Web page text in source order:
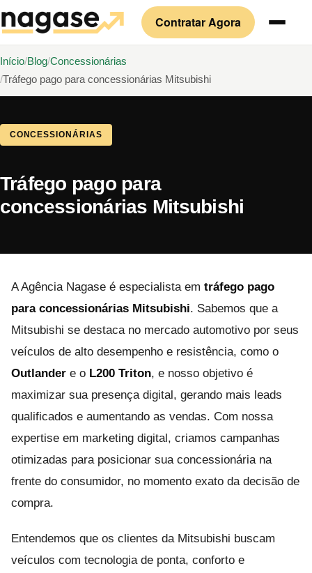
Contratar Agora
Início Blog Concessionárias
Tráfego pago para concessionárias Mitsubishi
CONCESSIONÁRIAS
Tráfego pago para
concessionárias Mitsubishi
A Agência Nagase é especialista em tráfego pago
para concessionárias Mitsubishi. Sabemos que a
Mitsubishi se destaca no mercado automotivo por seus
veículos de alto desempenho e resistência, como o
Outlander e o L200 Triton, e nosso objetivo é
maximizar sua presença digital, gerando mais leads
qualificados e aumentando as vendas. Com nossa
expertise em marketing digital, criamos campanhas
otimizadas para posicionar sua concessionária na
frente do consumidor, no momento exato da decisão de
compra.
Entendemos que os clientes da Mitsubishi buscam
veículos com tecnologia de ponta, conforto e